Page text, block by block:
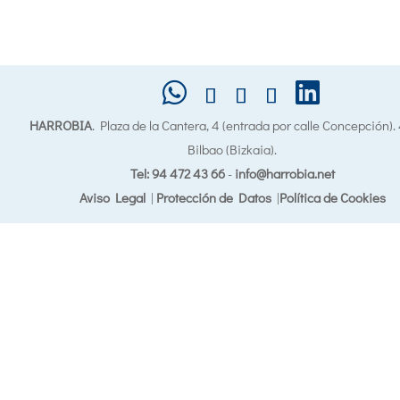
HARROBIA. Plaza de la Cantera, 4 (entrada por calle
Bilbao (Bizkaia).
Tel: 94 472 43 66- info@harrobia.net
Aviso Legal| Protección de Datos|Política de Cookies